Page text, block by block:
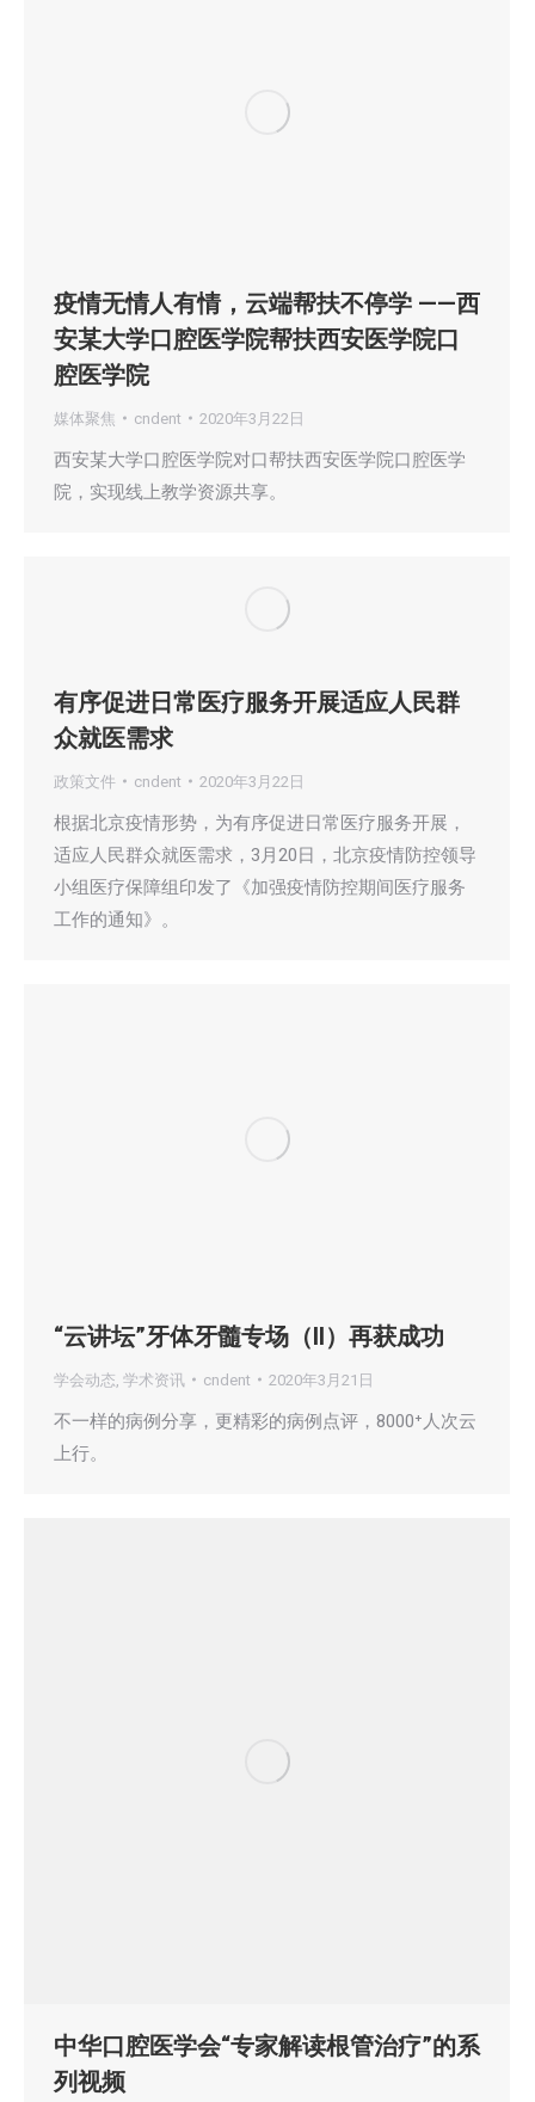
疫情无情人有情，云端帮扶不停学 ——西
安某大学口腔医学院帮扶西安医学院口
腔医学院
媒体聚焦 cndent 2020年3月22日
西安某大学口腔医学院对口帮扶西安医学院口腔医学
院，实现线上教学资源共享。
有序促进日常医疗服务开展适应人民群
众就医需求
政策文件 cndent 2020年3月22日
根据北京疫情形势，为有序促进日常医疗服务开展，
适应人民群众就医需求，3月20日，北京疫情防控领导
小组医疗保障组印发了《加强疫情防控期间医疗服务
工作的通知》。
“云讲坛”牙体牙髓专场（II）再获成功
学会动态 学术资讯 cndent 2020年3月21日
不一样的病例分享，更精彩的病例点评，8000⁺人次云
上行。
中华口腔医学会“专家解读根管治疗”的系
列视频